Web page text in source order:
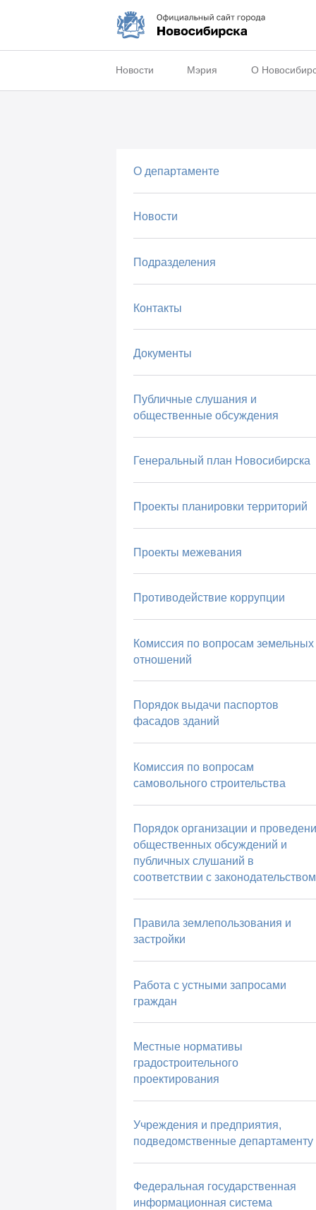
Новости Мэрия О
О департаменте
Новости
Подразделения
Контакты
Документы
Публичные слушания и
общественные обсуждения
Генеральный план Новосибирска
Проекты планировки территорий
Проекты межевания
Противодействие коррупции
Комиссия по вопросам земельных
отношений
Порядок выдачи паспортов
фасадов зданий
Комиссия по вопросам
самовольного строительства
Порядок организации и
общественных обсуждений и
публичных слушаний в
соответствии с законодательством
Правила землепользования и
застройки
Работа с устными запросами
граждан
Местные нормативы
градостроительного
проектирования
Учреждения и предприятия,
подведомственные департаменту
Федеральная государственная
информационная система